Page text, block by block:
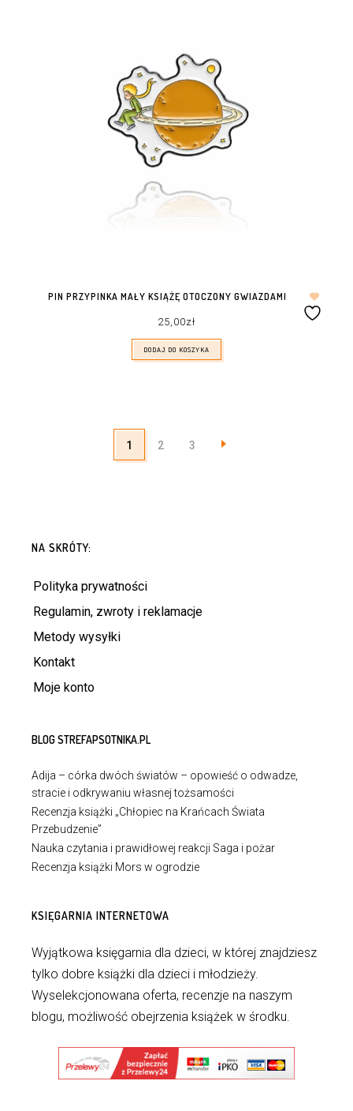
PIN PRZYPINKA MAŁY KSIĄŻĘ OTOCZONY GWIAZDAMI
25,00zł
DODAJ DO KOSZYKA
1 2 3
NA SKRÓTY:
Polityka prywatności
Regulamin, zwroty i reklamacje
Metody wysyłki
Kontakt
Moje konto
BLOG STREFAPSOTNIKA.PL
Adija – córka dwóch światów – opowieść o odwadze,
stracie i odkrywaniu własnej tożsamości
Recenzja książki „Chłopiec na Krańcach Świata
Przebudzenie”
Nauka czytania i prawidłowej reakcji Saga i pożar
Recenzja książki Mors w ogrodzie
KSIĘGARNIA INTERNETOWA
Wyjątkowa księgarnia dla dzieci, w której znajdziesz
tylko dobre książki dla dzieci i młodzieży.
Wyselekcjonowana oferta, recenzje na naszym
blogu, możliwość obejrzenia książek w środku.